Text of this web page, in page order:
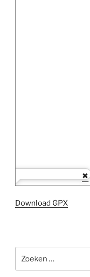
Download GPX
naar: